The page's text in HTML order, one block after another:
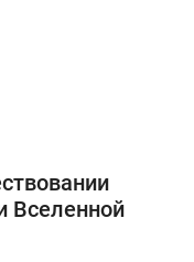
Вселенной